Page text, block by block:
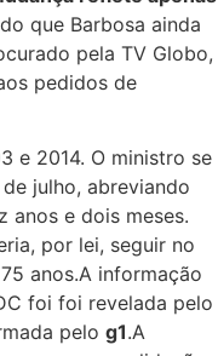
que Barbosa ainda
pela TV Globo,
pedidos de
e 2014. O ministro se
julho, abreviando
anos e dois meses.
por lei, seguir no
anos.A informação
foi foi revelada pelo
pelo g1.A